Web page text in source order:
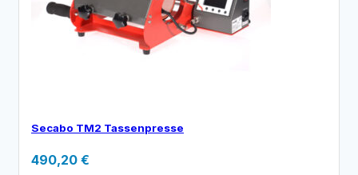
Secabo TM2 Tassenpresse
490,20 €